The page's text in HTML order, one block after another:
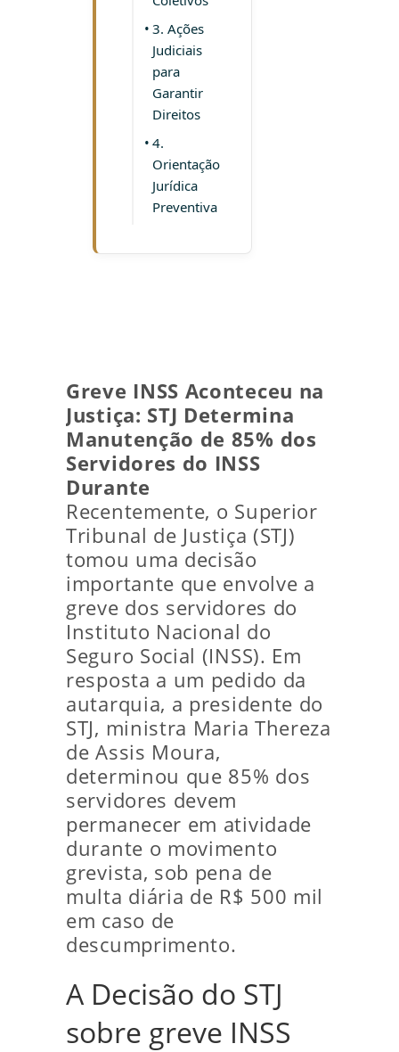
3. Ações
Judiciais
para
Garantir
Direitos
4.
Orientação
Jurídica
Preventiva
Greve INSS Aconteceu na
Justiça: STJ Determina
Manutenção de 85% dos
Servidores do INSS
Durante
Recentemente, o Superior
Tribunal de Justiça (STJ)
tomou uma decisão
importante que envolve a
greve dos servidores do
Instituto Nacional do
Seguro Social (INSS). Em
resposta a um pedido da
autarquia, a presidente do
STJ, ministra Maria Thereza
de Assis Moura,
determinou que 85% dos
servidores devem
permanecer em atividade
durante o movimento
grevista, sob pena de
multa diária de R$ 500 mil
em caso de
descumprimento.
A Decisão do STJ
sobre greve INSS